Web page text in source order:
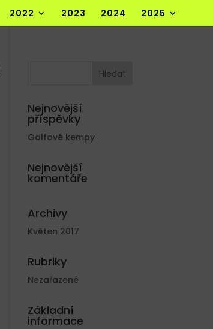
2022 2023 2024 2025
Nejnovější
příspěvky
Golfové kempy
Nejnovější
komentáře
Archivy
Květen 2017
Rubriky
Nezařazené
Základní
informace